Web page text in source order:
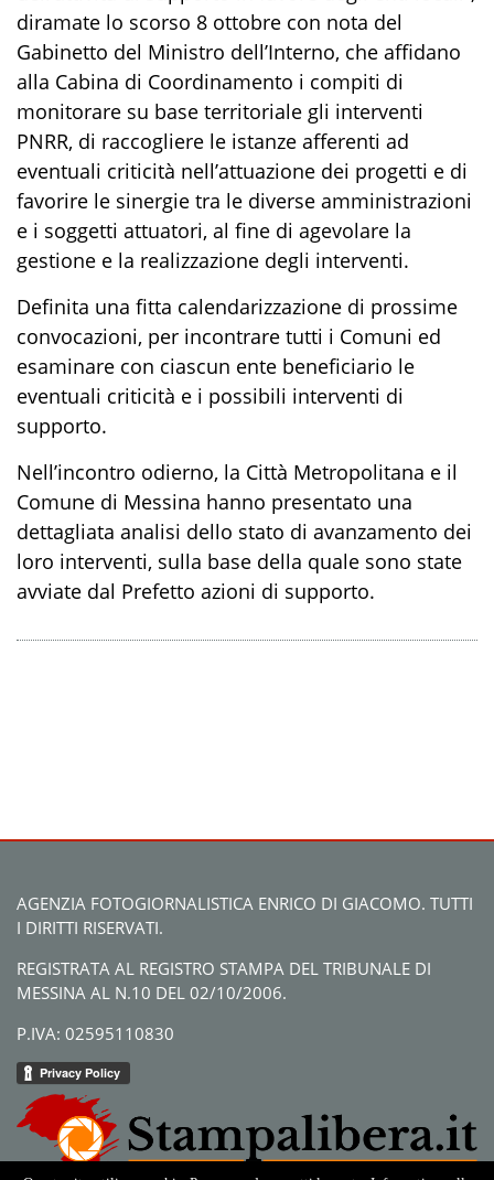
diramate lo scorso 8 ottobre con nota del
Gabinetto del Ministro dell’Interno, che affidano
alla Cabina di Coordinamento i compiti di
monitorare su base territoriale gli interventi
PNRR, di raccogliere le istanze afferenti ad
eventuali criticità nell’attuazione dei progetti e di
favorire le sinergie tra le diverse amministrazioni
e i soggetti attuatori, al fine di agevolare la
gestione e la realizzazione degli interventi.
Definita una fitta calendarizzazione di prossime
convocazioni, per incontrare tutti i Comuni ed
esaminare con ciascun ente beneficiario le
eventuali criticità e i possibili interventi di
supporto.
Nell’incontro odierno, la Città Metropolitana e il
Comune di Messina hanno presentato una
dettagliata analisi dello stato di avanzamento dei
loro interventi, sulla base della quale sono state
avviate dal Prefetto azioni di supporto.
AGENZIA FOTOGIORNALISTICA ENRICO DI GIACOMO. TUTTI
I DIRITTI RISERVATI.
REGISTRATA AL REGISTRO STAMPA DEL TRIBUNALE DI
MESSINA AL N.10 DEL 02/10/2006.
P.IVA: 02595110830